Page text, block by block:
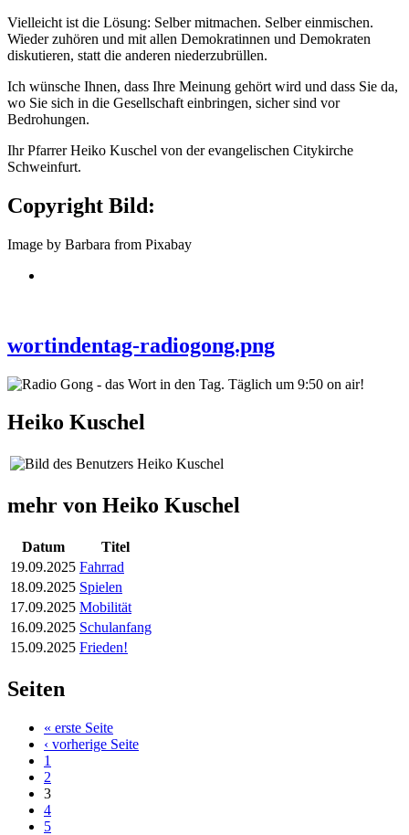
Vielleicht ist die Lösung: Selber mitmachen. Selber einmischen.
Wieder zuhören und mit allen Demokratinnen und Demokraten
diskutieren, statt die anderen niederzubrüllen.
Ich wünsche Ihnen, dass Ihre Meinung gehört wird und dass Sie da,
wo Sie sich in die Gesellschaft einbringen, sicher sind vor
Bedrohungen.
Ihr Pfarrer Heiko Kuschel von der evangelischen Citykirche
Schweinfurt.
Copyright Bild:
Image by Barbara from Pixabay
wortindentag-radiogong.png
Heiko Kuschel
mehr von Heiko Kuschel
Datum
Titel
19.09.2025 Fahrrad
18.09.2025 Spielen
17.09.2025 Mobilität
16.09.2025 Schulanfang
15.09.2025 Frieden!
Seiten
« erste Seite
‹ vorherige Seite
1
2
3
4
5